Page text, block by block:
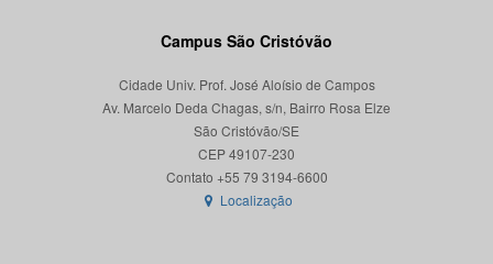
Campus São Cristóvão
Cidade Univ. Prof. José Aloísio de Campos
Av. Marcelo Deda Chagas, s/n, Bairro Rosa Elze
São Cristóvão/SE
CEP 49107-230
Localização